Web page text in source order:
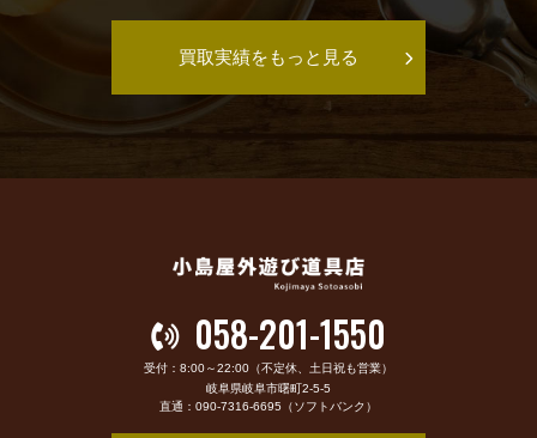
買取実績をもっと見る
058-201-1550
受付：8:00～22:00（不定休、土日祝も営業）
岐阜県岐阜市曙町2-5-5
直通：090-7316-6695（ソフトバンク）